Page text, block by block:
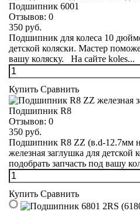
Подшипник 6001
Отзывов: 0
350 руб.
Подшипник для колеса 10
детской коляски. Мастер
вашу коляску. На сайте koles...
Купить Сравнить
Подшипник R8
Отзывов: 0
350 руб.
Подшипник R8 ZZ (в.d-12.7мм
железная заглушка для
подобрать запчасть под вашу
Купить Сравнить